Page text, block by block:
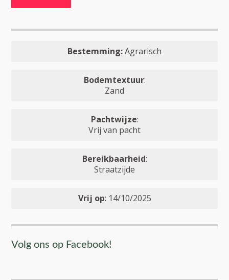
Bestemming:Agrarisch
Bodemtextuur:
Zand
Pachtwijze:
Vrij van pacht
Bereikbaarheid:
Straatzijde
Vrij op: 14/10/2025
Volg ons op Facebook!